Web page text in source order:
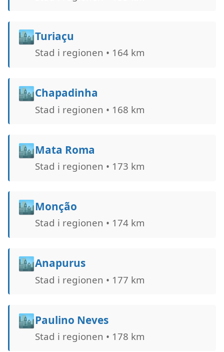
🏙️Turiaçu
Stad i regionen • 164 km
🏙️Chapadinha
Stad i regionen • 168 km
🏙️Mata Roma
Stad i regionen • 173 km
🏙️Monção
Stad i regionen • 174 km
🏙️Anapurus
Stad i regionen • 177 km
🏙️Paulino Neves
Stad i regionen • 178 km